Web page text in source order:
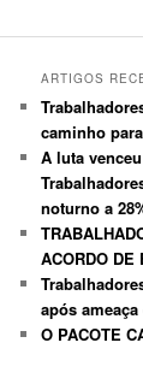
ARTIGOS
caminho
A luta
noturno a
ACORDO DE
após
O PACOTE